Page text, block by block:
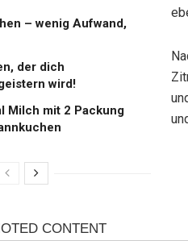
– wenig Aufwand,
der dich
wird!
Milch mit 2 Packung